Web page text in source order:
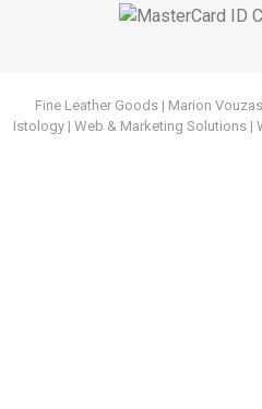
Fine Leather Goods | Marion
Istology | Web & Marketing Solutions|